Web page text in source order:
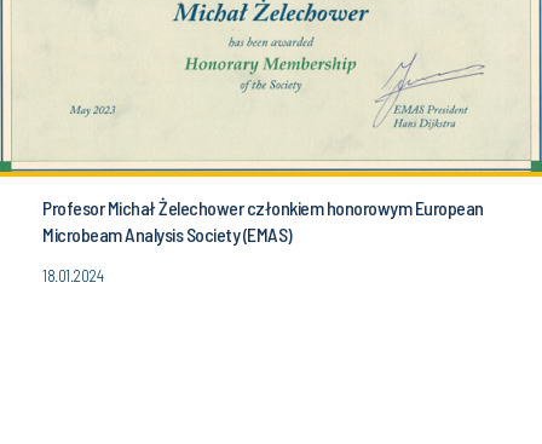
Profesor Michał Żelechower członkiem honorowym European
Microbeam Analysis Society (EMAS)
18.01.2024